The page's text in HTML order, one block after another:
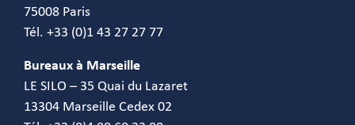
75008 Paris
Tél. +33 (0)1 43 27 27 77
Bureaux à Marseille
LE SILO – 35 Quai du Lazaret
13304 Marseille Cedex 02